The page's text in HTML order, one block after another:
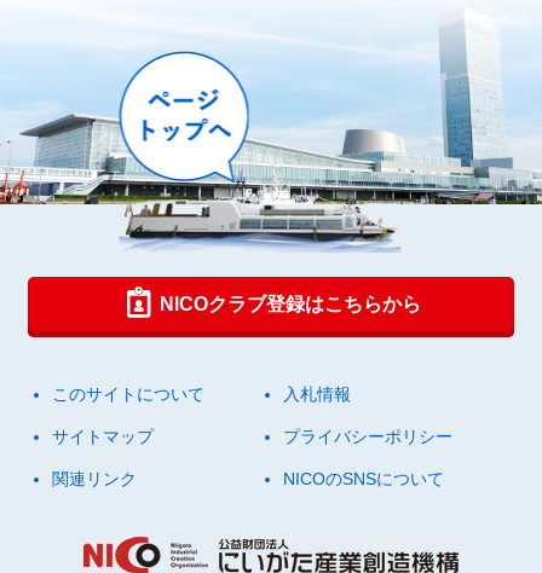
NICOクラブ登録はこちらから
このサイトについて 入札情報
サイトマップ プライバシーポリシー
関連リンク NICOのSNSについて